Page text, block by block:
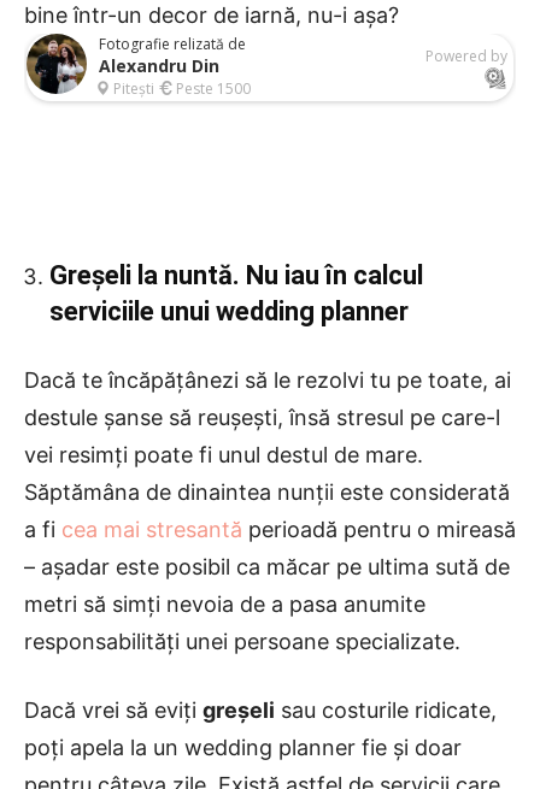
bine într-un decor de iarnă, nu-i așa?
Greșeli la nuntă. Nu iau în calcul
serviciile unui wedding planner
Dacă te încăpățânezi să le rezolvi tu pe toate, ai
destule șanse să reușești, însă stresul pe care-l
vei resimți poate fi unul destul de mare.
Săptămâna de dinaintea nunții este considerată
a fi cea mai stresantă perioadă pentru o mireasă
– așadar este posibil ca măcar pe ultima sută de
metri să simți nevoia de a pasa anumite
responsabilități unei persoane specializate.
Dacă vrei să eviți greșeli sau costurile ridicate,
poți apela la un wedding planner fie și doar